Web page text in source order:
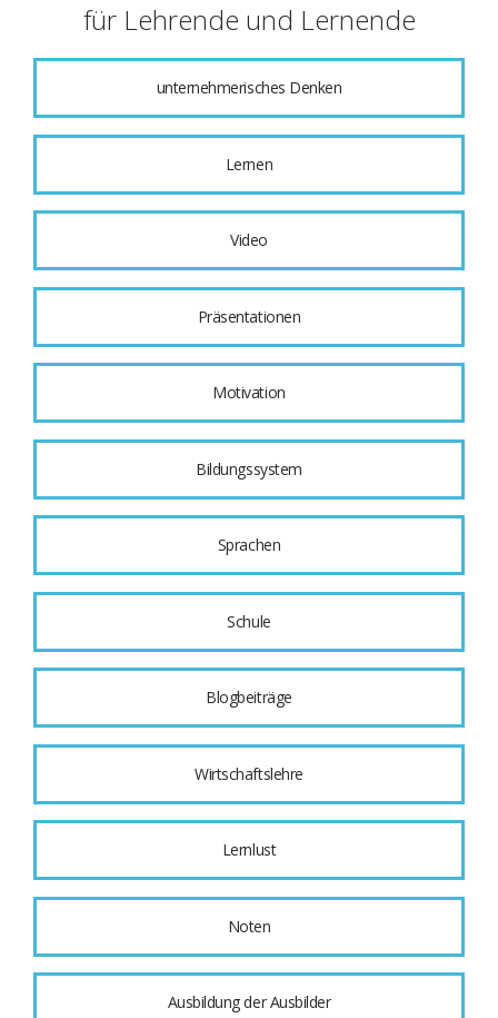
für Lehrende und Lernende
unternehmerisches Denken
Lernen
Video
Präsentationen
Motivation
Bildungssystem
Sprachen
Schule
Blogbeiträge
Wirtschaftslehre
Lernlust
Noten
Ausbildung der Ausbilder